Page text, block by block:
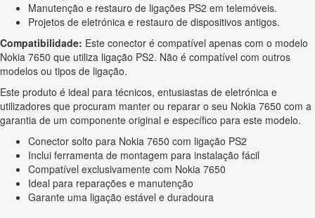
Manutenção e restauro de ligações PS2 em telemóveis.
Projetos de eletrónica e restauro de dispositivos antigos.
Compatibilidade: Este conector é compatível apenas com o modelo
Nokia 7650 que utiliza ligação PS2. Não é compatível com outros
modelos ou tipos de ligação.
Este produto é ideal para técnicos, entusiastas de eletrónica e
utilizadores que procuram manter ou reparar o seu Nokia 7650 com a
garantia de um componente original e específico para este modelo.
Conector solto para Nokia 7650 com ligação PS2
Inclui ferramenta de montagem para instalação fácil
Compatível exclusivamente com Nokia 7650
Ideal para reparações e manutenção
Garante uma ligação estável e duradoura